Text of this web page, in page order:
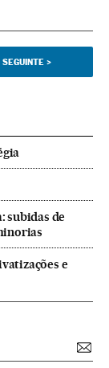
SEGUINTE >
subidas de
e